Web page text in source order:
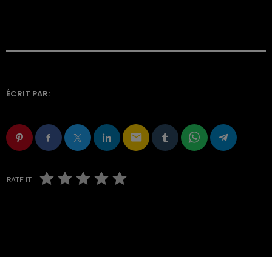
ÉCRIT PAR:
email
RATE IT